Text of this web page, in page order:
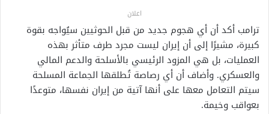
اعلان
ترامب أكد أن أي هجوم جديد من قبل الحوثيين سيُواجه بقوة
كبيرة، مشيرًا إلى أن إيران ليست مجرد طرف متأثر بهذه
العمليات، بل هي المزود الرئيسي بالأسلحة والدعم المالي
والعسكري. وأضاف أن أي رصاصة تُطلقها الجماعة المسلحة
سيتم التعامل معها على أنها آتية من إيران نفسها، متوعدًا
بعواقب وخيمة.